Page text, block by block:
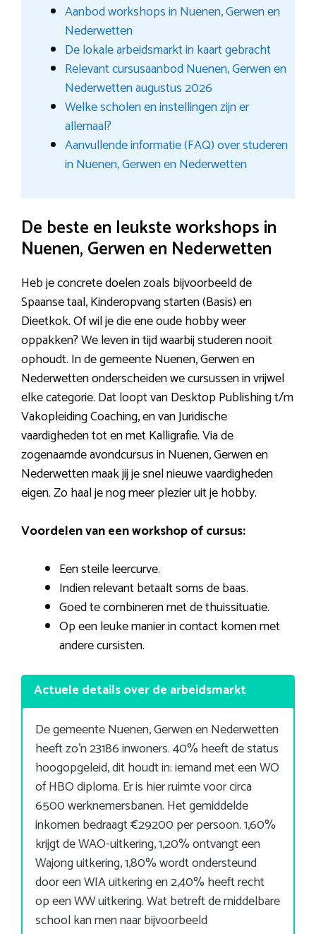
Aanbod workshops in Nuenen, Gerwen en
Nederwetten
De lokale arbeidsmarkt in kaart gebracht
Relevant cursusaanbod Nuenen, Gerwen en
Nederwetten augustus 2026
Welke scholen en instellingen zijn er
allemaal?
Aanvullende informatie (FAQ) over studeren
in Nuenen, Gerwen en Nederwetten
De beste en leukste workshops in
Nuenen, Gerwen en Nederwetten
Heb je concrete doelen zoals bijvoorbeeld de
Spaanse taal, Kinderopvang starten (Basis) en
Dieetkok. Of wil je die ene oude hobby weer
oppakken? We leven in tijd waarbij studeren nooit
ophoudt. In de gemeente Nuenen, Gerwen en
Nederwetten onderscheiden we cursussen in vrijwel
elke categorie. Dat loopt van Desktop Publishing t/m
Vakopleiding Coaching, en van Juridische
vaardigheden tot en met Kalligrafie. Via de
zogenaamde avondcursus in Nuenen, Gerwen en
Nederwetten maak jij je snel nieuwe vaardigheden
eigen. Zo haal je nog meer plezier uit je hobby.
Voordelen van een workshop of cursus:
Een steile leercurve.
Indien relevant betaalt soms de baas.
Goed te combineren met de thuissituatie.
Op een leuke manier in contact komen met
andere cursisten.
Actuele details over de arbeidsmarkt
De gemeente Nuenen, Gerwen en Nederwetten
heeft zo’n 23186 inwoners. 40% heeft de status
hoogopgeleid, dit houdt in: iemand met een WO
of HBO diploma. Er is hier ruimte voor circa
6500 werknemersbanen. Het gemiddelde
inkomen bedraagt €29200 per persoon. 1,60%
krijgt de WAO-uitkering, 1,20% ontvangt een
Wajong uitkering, 1,80% wordt ondersteund
door een WIA uitkering en 2,40% heeft recht
op een WW uitkering. Wat betreft de middelbare
school kan men naar bijvoorbeeld